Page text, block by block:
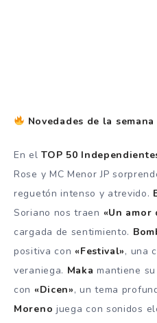
Novedades de la semana
En elTOP 50
Rose y MC Menor JP
reguetón intenso y atrevido.
Soriano nos traen «Un amor
cargada de sentimiento.
positiva con«Festival», una
veraniega. Maka mantiene
con «Dicen», un tema
Moreno juega con sonidos